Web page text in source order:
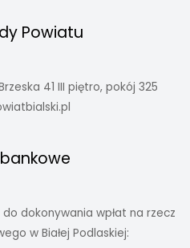
Powiatu
41 III piętro, pokój 325
dokonywania wpłat na rzecz
w Białej Podlaskiej: